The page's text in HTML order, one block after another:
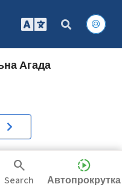
Агада
search
Search
slow_motion_video
Автопрокрутка